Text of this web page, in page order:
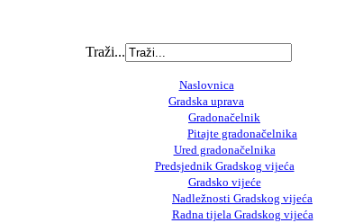
Traži...
Naslovnica
Gradska uprava
Gradonačelnik
Pitajte gradonačelnika
Ured gradonačelnika
Predsjednik Gradskog vijeća
Gradsko vijeće
Nadležnosti Gradskog vijeća
Radna tijela Gradskog vijeća